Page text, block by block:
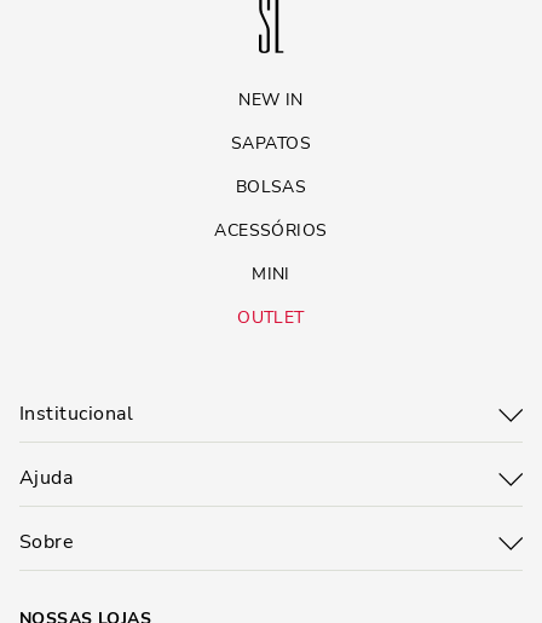
NEW IN
SAPATOS
BOLSAS
ACESSÓRIOS
MINI
OUTLET
Institucional
Ajuda
Sobre